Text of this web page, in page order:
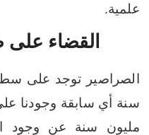
علمية.
القضاء
الصراصير توجد على
سنة أي سابقة وجودنا
مليون سنة عن وجود